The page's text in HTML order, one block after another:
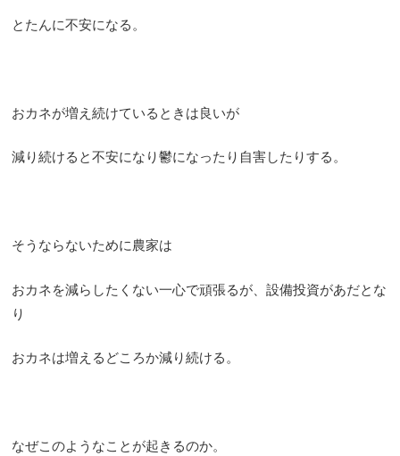
とたんに不安になる。
おカネが増え続けているときは良いが
減り続けると不安になり鬱になったり自害したりする。
そうならないために農家は
おカネを減らしたくない一心で頑張るが、設備投資があだとな
り
おカネは増えるどころか減り続ける。
なぜこのようなことが起きるのか。